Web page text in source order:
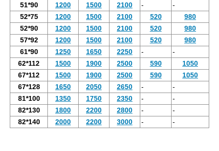
51*90
1200 1500 2100 -
-
52*75
1200 1500 2100 520
980
52*90
1200 1500 2100 520
980
57*92
1200 1500 2100 520
980
61*90
1250 1650 2250 -
-
62*112
1500 1900 2500 590
1050
67*112
1500 1900 2500 590
1050
67*128
1650 2050 2650 -
-
81*100
1350 1750 2350 -
-
82*130
1800 2200 2800 -
-
82*140
2000 2200 3000 - -